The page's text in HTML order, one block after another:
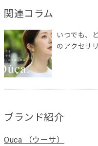
関連コラム
いつでも、
のアクセサ
ブランド紹介
Ouca （ウーサ）